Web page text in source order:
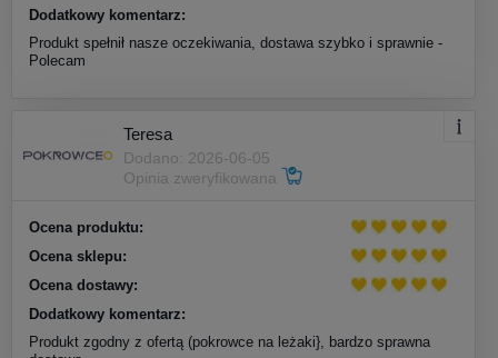
Dodatkowy komentarz:
Produkt spełnił nasze oczekiwania, dostawa szybko i sprawnie -
Polecam
Teresa
Dodano: 2026-06-05
Opinia zweryfikowana
Ocena produktu:
Ocena sklepu:
Ocena dostawy:
Dodatkowy komentarz:
Produkt zgodny z ofertą (pokrowce na leżaki}, bardzo sprawna